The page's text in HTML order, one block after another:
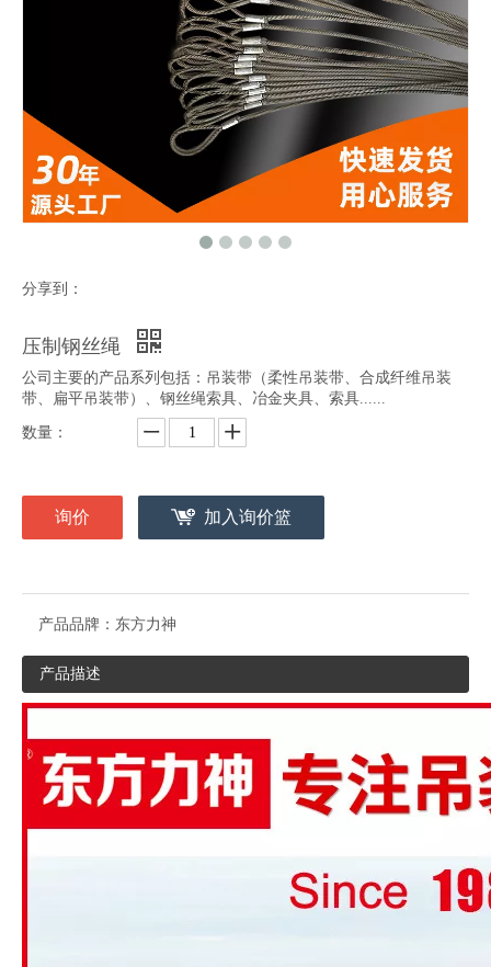
分享到：
压制钢丝绳
公司主要的产品系列包括：吊装带（柔性吊装带、合成纤维吊装
带、扁平吊装带）、钢丝绳索具、冶金夹具、索具......
数量：
询价 加入询价篮
产品品牌： 东方力神
产品描述